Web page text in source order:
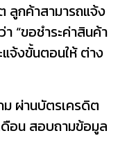
ลูกค้าสามารถแจ้ง
“ขอชำระค่าสินค้า
จ้งขั้นตอนให้ ต่าง
ม ผ่านบัตรเครดิต
อน สอบถามข้อมูล